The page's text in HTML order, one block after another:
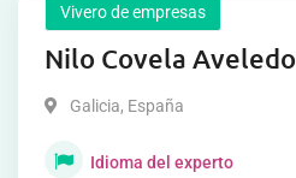
Vivero de empresas
Nilo Covela Aveledo
Galicia, España
Idioma del experto